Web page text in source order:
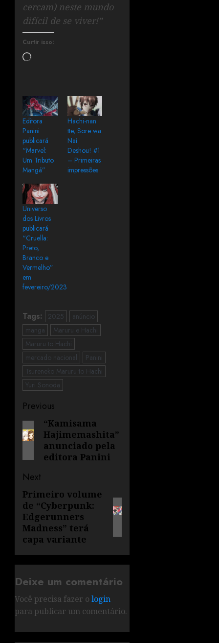
cercam) neste mundo
difícil de se viver!”
Curtir isso:
Editora
Panini
publicará
“Marvel:
Um Tributo
Mangá”
Hachi-nan
tte, Sore wa
Nai
Deshou! #1
– Primeiras
impressões
Universo
dos Livros
publicará
“Cruella:
Preto,
Branco e
Vermelho”
em
fevereiro/2023
Tags: 2025
anúncio
manga
Maruru e Hachi
Maruru to Hachi
mercado nacional
Panini
Tsureneko Maruru to Hachi
Yuri Sonoda
Previous
“Kamisama
Hajimemashita”
anunciado pela
editora Panini
Next
Primeiro volume
de “Cyberpunk:
Edgerunners
Madness” terá
capa variante
Deixe um comentário
Você precisa fazer o login
para publicar um comentário.